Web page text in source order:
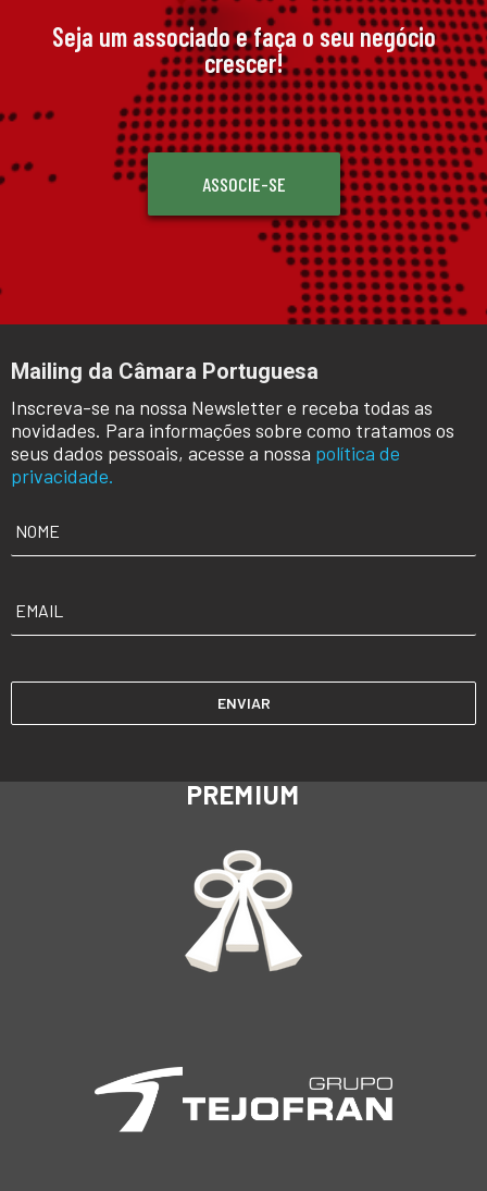
Seja um associado e faça o seu negócio
crescer!
ASSOCIE-SE
Mailing da Câmara Portuguesa
Inscreva-se na nossa Newsletter e receba todas as
novidades. Para informações sobre como tratamos os
seus dados pessoais, acesse a nossa política de
privacidade.
PREMIUM